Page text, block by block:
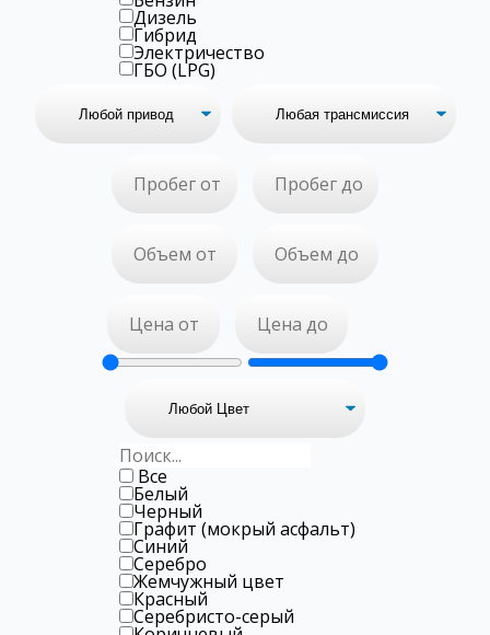
Дизель
Гибрид
Электричество
ГБО (LPG)
Все
Белый
Черный
Графит (мокрый асфальт)
Синий
Серебро
Жемчужный цвет
Красный
Серебристо-серый